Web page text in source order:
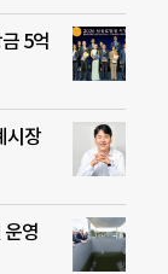
5억
시장
영